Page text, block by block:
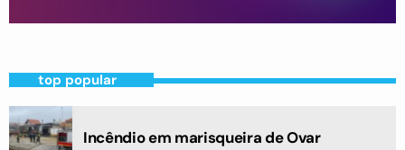
top popular
Incêndio em marisqueira de Ovar